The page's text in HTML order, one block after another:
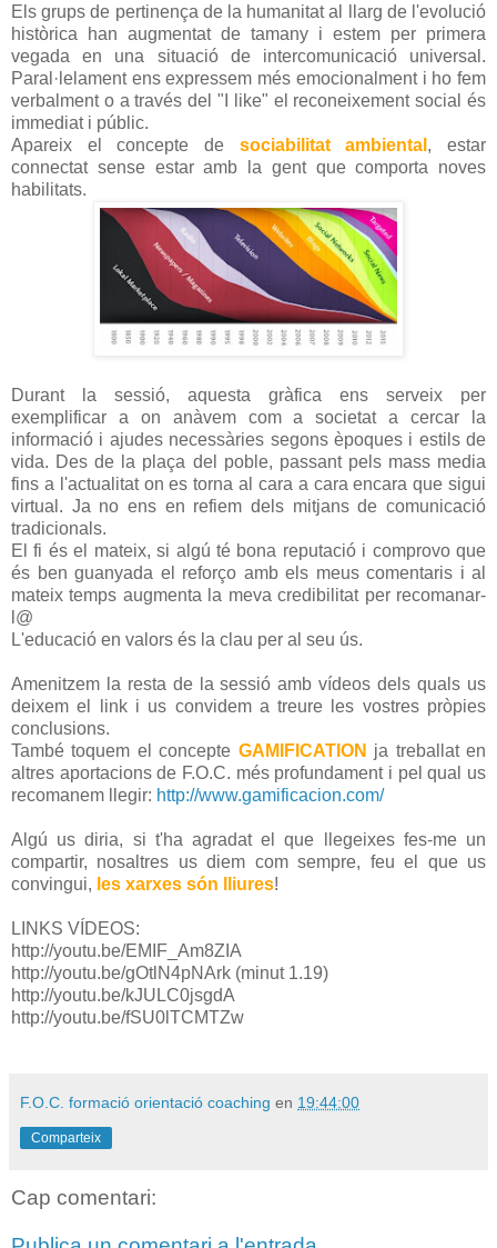
Els grups de pertinença de la humanitat al llarg de l'evolució
històrica han augmentat de tamany i estem per primera
vegada en una situació de intercomunicació universal.
Paral·lelament ens expressem més emocionalment i ho fem
verbalment o a través del "I like" el reconeixement social és
immediat i públic.
Apareix el concepte de sociabilitat ambiental , estar
connectat sense estar amb la gent que comporta noves
habilitats.
Durant la sessió, aquesta gràfica ens serveix per
exemplificar a on anàvem com a societat a cercar la
informació i ajudes necessàries segons èpoques i estils de
vida. Des de la plaça del poble, passant pels mass media
fins a l'actualitat on es torna al cara a cara encara que sigui
virtual. Ja no ens en refiem dels mitjans de comunicació
tradicionals.
El fi és el mateix, si algú té bona reputació i comprovo que
és ben guanyada el reforço amb els meus comentaris i al
mateix temps augmenta la meva credibilitat per recomanar-
l@
L'educació en valors és la clau per al seu ús.
Amenitzem la resta de la sessió amb vídeos dels quals us
deixem el link i us convidem a treure les vostres pròpies
conclusions.
També toquem el concepte GAMIFICATION ja treballat en
altres aportacions de F.O.C. més profundament i pel qual us
recomanem llegir: http://www.gamificacion.com/
Algú us diria, si t'ha agradat el que llegeixes fes-me un
compartir, nosaltres us diem com sempre, feu el que us
convingui, les xarxes són lliures!
LINKS VÍDEOS:
http://youtu.be/EMIF_Am8ZIA
http://youtu.be/gOtlN4pNArk (minut 1.19)
http://youtu.be/kJULC0jsgdA
http://youtu.be/fSU0lTCMTZw
F.O.C. formació orientació coaching en 19:44:00
Comparteix
Cap comentari: